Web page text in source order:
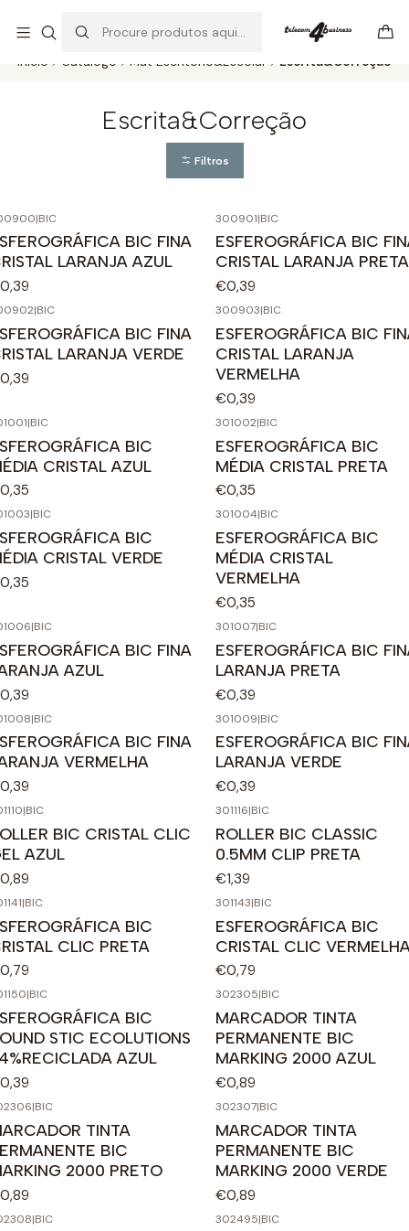
Ler mais
Início Catálogo Mat Escritório&Escolar Escrita&Correção
Escrita&Correção
Filtros
|BIC
BIC FINA
LARANJA AZUL
300901|BIC
ESFEROGRÁFICA BIC
CRISTAL LARANJA PRETA
€0,39
|BIC
BIC FINA
LARANJA VERDE
300903|BIC
ESFEROGRÁFICA BIC
CRISTAL LARANJA
VERMELHA
€0,39
|BIC
BIC
CRISTAL AZUL
301002|BIC
ESFEROGRÁFICA BIC
MÉDIA CRISTAL PRETA
€0,35
|BIC
BIC
CRISTAL VERDE
301004|BIC
ESFEROGRÁFICA BIC
MÉDIA CRISTAL
VERMELHA
€0,35
|BIC
BIC FINA
AZUL
301007|BIC
ESFEROGRÁFICA BIC
LARANJA PRETA
€0,39
|BIC
BIC FINA
VERMELHA
301009|BIC
ESFEROGRÁFICA BIC
LARANJA VERDE
€0,39
|BIC
BIC CRISTAL CLIC
AZUL
301116|BIC
ROLLER BIC CLASSIC
0.5MM CLIP PRETA
€1,39
|BIC
BIC
CLIC PRETA
301143|BIC
ESFEROGRÁFICA BIC
CRISTAL CLIC
€0,79
|BIC
BIC
STIC ECOLUTIONS
AZUL
302305|BIC
MARCADOR TINTA
PERMANENTE BIC
MARKING 2000 AZUL
€0,89
|BIC
TINTA
BIC
2000 PRETO
302307|BIC
MARCADOR TINTA
PERMANENTE BIC
MARKING 2000 VERDE
€0,89
|BIC 302495|BIC